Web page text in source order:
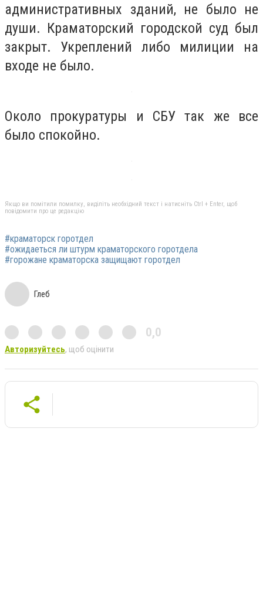
административных зданий, не было не
души. Краматорский городской суд был
закрыт. Укреплений либо милиции на
входе не было.
Около прокуратуры и СБУ так же все
было спокойно.
Якщо ви помітили помилку, виділіть необхідний текст і натисніть Ctrl + Enter, щоб
повідомити про це редакцію
#краматорск горотдел
#ожидаеться ли штурм краматорского горотдела
#горожане краматорска защищают горотдел
Глеб
0,0
Авторизуйтесь, щоб оцінити